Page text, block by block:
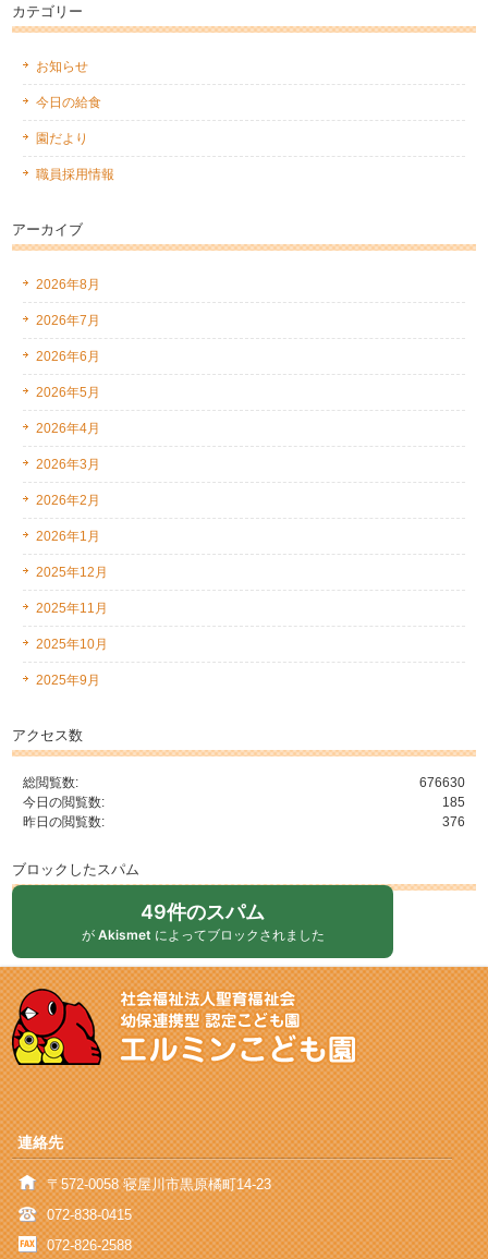
カテゴリー
お知らせ
今日の給食
園だより
職員採用情報
アーカイブ
2026年8月
2026年7月
2026年6月
2026年5月
2026年4月
2026年3月
2026年2月
2026年1月
2025年12月
2025年11月
2025年10月
2025年9月
アクセス数
676630
総閲覧数:
185
今日の閲覧数:
376
昨日の閲覧数:
ブロックしたスパム
49件のスパム
が Akismet によってブロックされました
連絡先
〒572-0058 寝屋川市黒原橘町14-23
072-838-0415
072-826-2588